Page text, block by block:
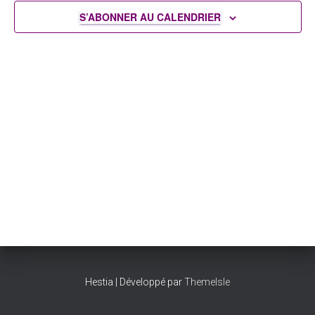
S’ABONNER AU CALENDRIER
Hestia | Développé parThemeIsle